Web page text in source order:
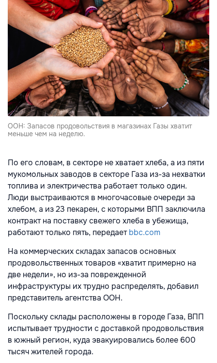
ООН: Запасов продовольствия в магазинах Газы хватит
меньше чем на неделю.
По его словам, в секторе не хватает хлеба, а из пяти
мукомольных заводов в секторе Газа из-за нехватки
топлива и электричества работает только один.
Люди выстраиваются в многочасовые очереди за
хлебом, а из 23 пекарен, с которыми ВПП заключила
контракт на поставку свежего хлеба в убежища,
работают только пять, передаетbbc.com
На коммерческих складах запасов основных
продовольственных товаров «хватит примерно на
две недели», но из-за поврежденной
инфраструктуры их трудно распределять, добавил
представитель агентства ООН.
Поскольку склады расположены в городе Газа, ВПП
испытывает трудности с доставкой продовольствия
в южный регион, куда эвакуировались более 600
тысяч жителей города.